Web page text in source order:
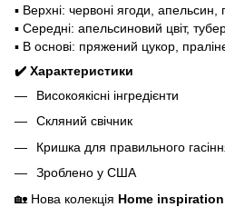
▪️ Верхні: червоні ягоди,
▪️ Середні: апельсиновий цвіт,
▪️ В основі: пряжений цукор,
✔️ Характеристики
Високоякісні інгредієнти
Скляний свічник
Кришка для правильного
Зроблено у США
🏡 Нова колекція Home